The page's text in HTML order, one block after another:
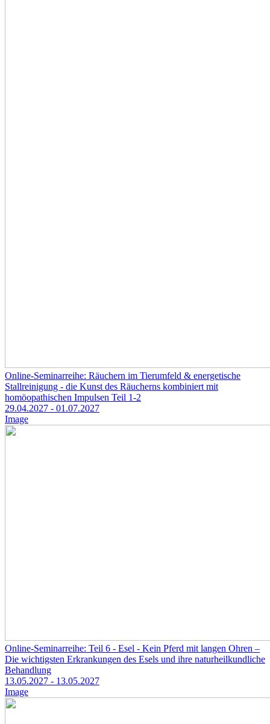
Online-Seminarreihe: Räuchern im Tierumfeld & energetische
Stallreinigung - die Kunst des Räucherns kombiniert mit
homöopathischen Impulsen Teil 1-2
29.04.2027 - 01.07.2027
Image
Online-Seminarreihe: Teil 6 - Esel - Kein Pferd mit langen Ohren –
Die wichtigsten Erkrankungen des Esels und ihre naturheilkundliche
Behandlung
13.05.2027 - 13.05.2027
Image